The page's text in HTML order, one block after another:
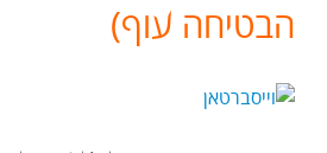
הבטיחה עוף)